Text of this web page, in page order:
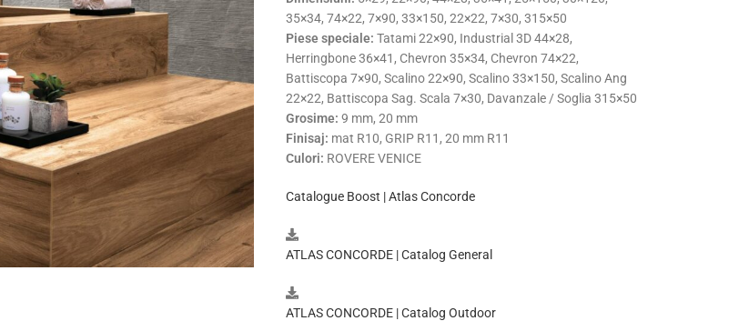
35×34, 74×22, 7×90, 33×150, 22×22, 7×30, 315×50
Piese speciale: Tatami 22×90, Industrial 3D 44×28,
Herringbone 36×41, Chevron 35×34, Chevron 74×22,
Battiscopa 7×90, Scalino 22×90, Scalino 33×150, Scalino Ang
22×22, Battiscopa Sag. Scala 7×30, Davanzale / Soglia 315×50
Grosime: 9 mm, 20 mm
Finisaj: mat R10, GRIP R11, 20 mm R11
Culori: ROVERE VENICE
Catalogue Boost | Atlas Concorde
ATLAS CONCORDE | Catalog General
ATLAS CONCORDE | Catalog Outdoor